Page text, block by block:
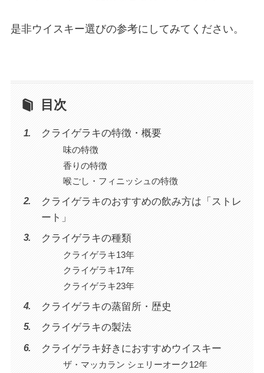
是非ウイスキー選びの参考にしてみてください。
目次
クライゲラキの特徴・概要
味の特徴
香りの特徴
喉ごし・フィニッシュの特徴
クライゲラキのおすすめの飲み方は「ストレ
ート」
クライゲラキの種類
クライゲラキ13年
クライゲラキ17年
クライゲラキ23年
クライゲラキの蒸留所・歴史
クライゲラキの製法
クライゲラキ好きにおすすめウイスキー
ザ・マッカラン シェリーオーク12年